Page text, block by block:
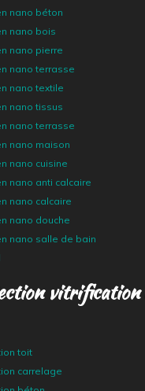
nano béton
nano bois
nano pierre
nano terrasse
nano textile
nano tissus
nano terrasse
nano maison
nano cuisine
nano anti calcaire
nano calcaire
nano douche
nano salle de bain
vitrification
toit
carrelage